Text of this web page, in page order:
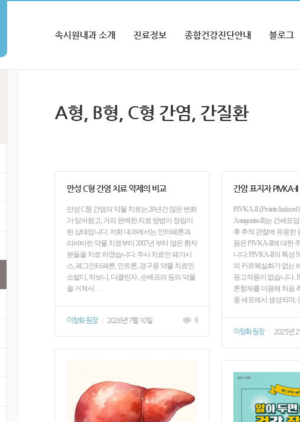
속시원내과 소개 진료정보 종합건강진단안내 블로그
A형, B형, C형 간염, 간질환
만성 C형 간염 치료 약제의 비교
만성 C형 간염의 약물 치료는 20년간 많은 변화
가 있어왔고, 거의 완벽한 치료 방법이 정립이
된 상태입니다. 저희 내과에서는 인터페론과
리바비린 약물 치료부터 2007년 부터 많은 환자
분들을 치료 하였습니다. 주사 치료인 페가시
스, 페그인터페론, 인트론, 경구용 약물 치료인
소발디, 하보니, 다클린자 , 순베프라 등의 약물
을 거쳐서…
이창화 원장 2026년 7월 10일 0
간암 표지자 PIVKA-II
PIVKA-II (Protein Induced
Antagonist-II)는 간세포
후 추적 관찰에 유용한
음은 PIVKA-II에 대한
니다: PIVKA-II의 특성
의 카르복실화가 없는
응고작용이 없습니다.
론항체를 이용해 처음
종 세포에서 생성되며
이창화 원장 2025년